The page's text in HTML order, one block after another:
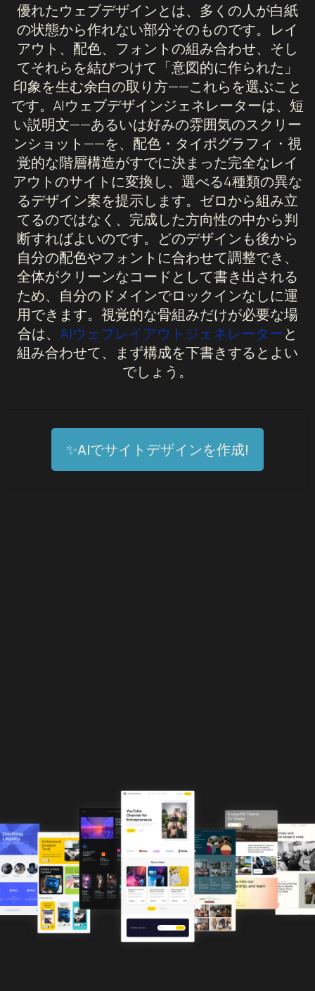
優れたウェブデザインとは、多くの人が白紙
の状態から作れない部分そのものです。レイ
アウト、配色、フォントの組み合わせ、そし
てそれらを結びつけて「意図的に作られた」
印象を生む余白の取り方——これらを選ぶこと
です。AIウェブデザインジェネレーターは、短
い説明文——あるいは好みの雰囲気のスクリー
ンショット——を、配色・タイポグラフィ・視
覚的な階層構造がすでに決まった完全なレイ
アウトのサイトに変換し、選べる4種類の異な
るデザイン案を提示します。ゼロから組み立
てるのではなく、完成した方向性の中から判
断すればよいのです。どのデザインも後から
自分の配色やフォントに合わせて調整でき、
全体がクリーンなコードとして書き出される
ため、自分のドメインでロックインなしに運
用できます。視覚的な骨組みだけが必要な場
合は、 AIウェブレイアウトジェネレーターと
組み合わせて、まず構成を下書きするとよい
でしょう。
✨AIでサイトデザインを作成!